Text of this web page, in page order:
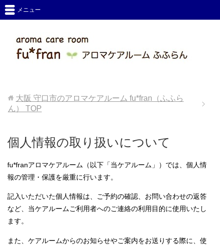
メニュー
大阪 守口市のアロマケアルーム fu*fran（ふふら
ん）
TOP
個人情報の取り扱いについて
fu*franアロマケアルーム（以下「当ケアルーム」）では、個人情
報の管理・保護を厳重に行います。
記入いただいた個人情報は、ご予約の確認、お問い合わせの返答
など、当ケアルームご利用者へのご連絡の利用目的に使用いたし
ます。
また、ケアルームからのお知らせやご案内をお送りする際に、使